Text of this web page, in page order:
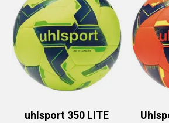
uhlsport 350 LITE